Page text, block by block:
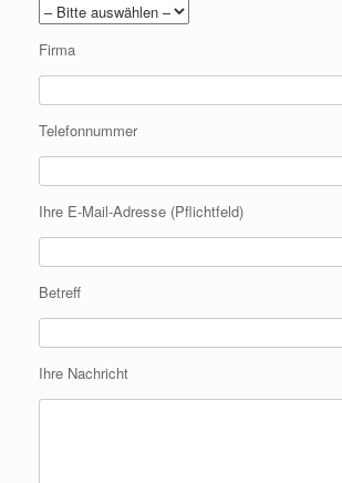
Firma
Telefonnummer
Ihre E-Mail-Adresse (Pflichtfeld)
Betreff
Ihre Nachricht